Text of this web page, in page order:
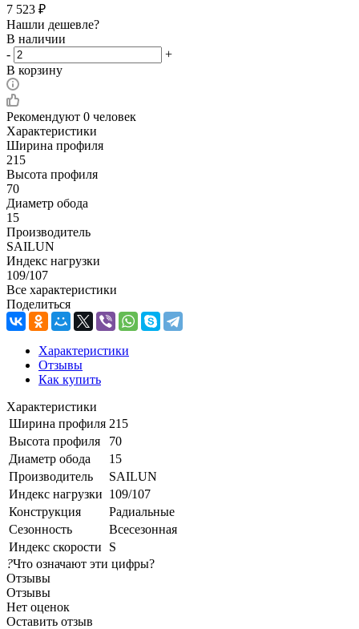
7 523 ₽
Нашли дешевле?
В наличии
-
+
В корзину
Рекомендуют 0 человек
Характеристики
Ширина профиля
215
Высота профиля
70
Диаметр обода
15
Производитель
SAILUN
Индекс нагрузки
109/107
Все характеристики
Поделиться
Характеристики
Отзывы
Как купить
Характеристики
Ширина профиля 215
Высота профиля
70
Диаметр обода
15
Производитель
SAILUN
Индекс нагрузки 109/107
Конструкция
Радиальные
Сезонность
Всесезонная
Индекс скорости
S
?Что означают эти цифры?
Отзывы
Отзывы
Нет оценок
Оставить отзыв